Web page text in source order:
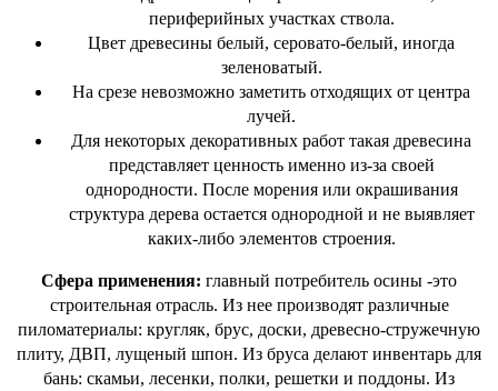
периферийных участках ствола.
Цвет древесины белый, серовато-белый, иногда
зеленоватый.
На срезе невозможно заметить отходящих от центра
лучей.
Для некоторых декоративных работ такая древесина
представляет ценность именно из-за своей
однородности. После морения или окрашивания
структура дерева остается однородной и не выявляет
каких-либо элементов строения.
Сфера применения: главный потребитель осины -это
строительная отрасль. Из нее производят различные
пиломатериалы: кругляк, брус, доски, древесно-стружечную
плиту, ДВП, лущеный шпон. Из бруса делают инвентарь для
бань: скамьи, лесенки, полки, решетки и поддоны. Из